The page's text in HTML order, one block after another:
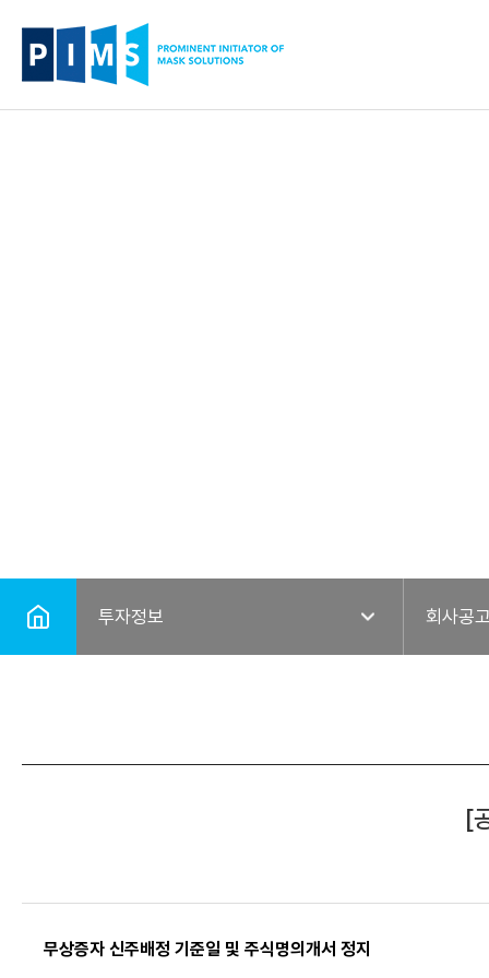
투자정보 회사공
[
무상증자 신주배정 기준일 및 주식명의개서 정지